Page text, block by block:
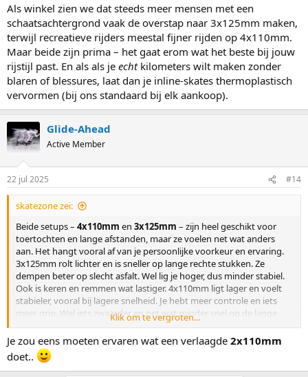
Als winkel zien we dat steeds meer mensen met een
schaatsachtergrond vaak de overstap naar 3x125mm maken,
terwijl recreatieve rijders meestal fijner rijden op 4x110mm.
Maar beide zijn prima – het gaat erom wat het beste bij jouw
rijstijl past. En als als je echtkilometers wilt maken zonder
blaren of blessures, laat dan je inline-skates thermoplastisch
vervormen (bij ons standaard bij elk aankoop).
Glide-Ahead
Active Member
22 jul 2025 #14
skatezone zei:
Beide setups – 4x110mm en 3x125mm – zijn heel geschikt voor
toertochten en lange afstanden, maar ze voelen net wat anders
aan. Het hangt vooral af van je persoonlijke voorkeur en ervaring.
3x125mm rolt lichter en is sneller op lange rechte stukken. Ze
dempen beter op slecht asfalt. Wel lig je hoger, dus minder stabiel.
Ook is keren en remmen wat lastiger. 4x110mm ligt lager en voelt
stabieler, vooral bij lagere snelheid. Je hebt meer controle en iets
meer grip. Wel iets zwaarder en net wat minder snel op de lange
afstand.
Als winkel zien we dat steeds meer mensen met een
schaatsachtergrond vaak de overstap naar 3x125mm maken, terwijl
Klik om te vergroten...
Je zou eens moeten ervaren wat een verlaagde 2x110mm
doet..